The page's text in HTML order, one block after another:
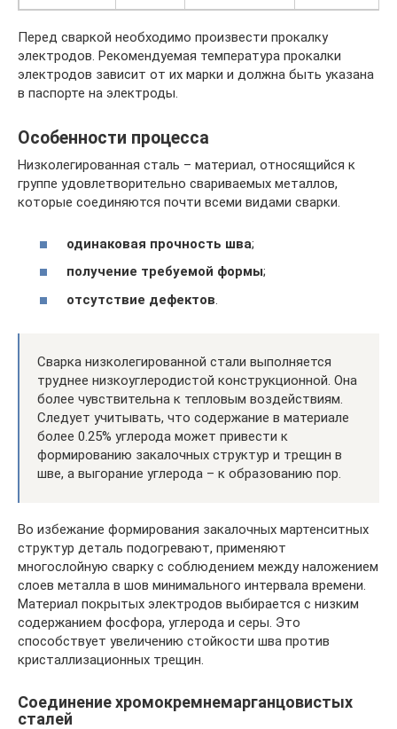
Перед сваркой необходимо произвести прокалку
электродов. Рекомендуемая температура прокалки
электродов зависит от их марки и должна быть указана
в паспорте на электроды.
Особенности процесса
Низколегированная сталь – материал, относящийся к
группе удовлетворительно свариваемых металлов,
которые соединяются почти всеми видами сварки.
одинаковая прочность шва;
получение требуемой формы;
отсутствие дефектов
Сварка низколегированной стали выполняется
труднее низкоуглеродистой конструкционной. Она
более чувствительна к тепловым воздействиям.
Следует учитывать, что содержание в материале
более 0.25% углерода может привести к
формированию закалочных структур и трещин в
шве, а выгорание углерода – к образованию пор.
Во избежание формирования закалочных мартенситных
структур деталь подогревают, применяют
многослойную сварку с соблюдением между наложением
слоев металла в шов минимального интервала времени.
Материал покрытых электродов выбирается с низким
содержанием фосфора, углерода и серы. Это
способствует увеличению стойкости шва против
кристаллизационных трещин.
Соединение хромокремнемарганцовистых
сталей